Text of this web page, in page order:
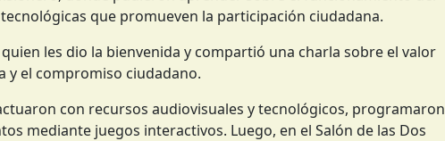
que promueven la participación ciudadana.
les dio la bienvenida y compartió una charla sobre el valor
y el compromiso ciudadano.
con recursos audiovisuales y tecnológicos, programaron
mediante juegos interactivos. Luego, en el Salón de las Dos